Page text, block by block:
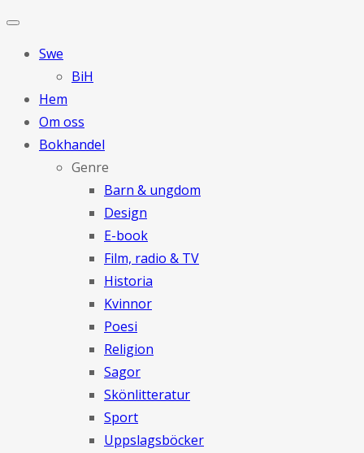
Swe
BiH
Hem
Om oss
Bokhandel
Genre
Barn & ungdom
Design
E-book
Film, radio & TV
Historia
Kvinnor
Poesi
Religion
Sagor
Skönlitteratur
Sport
Uppslagsböcker